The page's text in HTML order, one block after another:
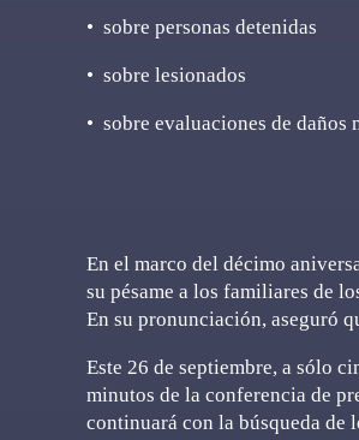
•⁠ ⁠sobre personas detenidas
•⁠ ⁠sobre lesionados
•⁠ ⁠sobre evaluaciones de daños
En el marco del décimo
su pésame a los familiares de
En su pronunciación, aseguró
Este 26 de septiembre, a sólo
minutos de la conferencia de
continuará con la búsqueda de